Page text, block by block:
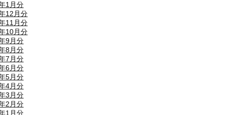
1月分
12月分
11月分
10月分
9月分
8月分
7月分
6月分
5月分
4月分
3月分
2月分
1月分